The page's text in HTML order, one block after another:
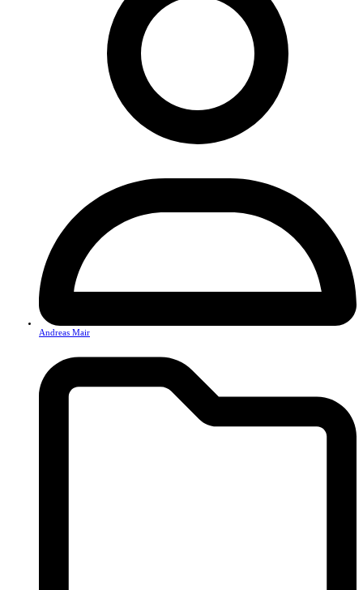
Andreas Mair